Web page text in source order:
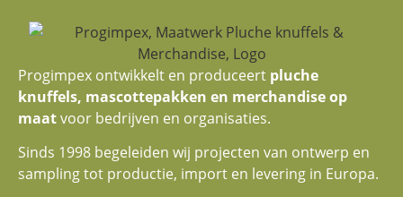
Progimpex ontwikkelt en produceert pluche
knuffels, mascottepakken en merchandise op
maatvoor bedrijven en organisaties.
Sinds 1998 begeleiden wij projecten van ontwerp en
sampling tot productie, import en levering in Europa.